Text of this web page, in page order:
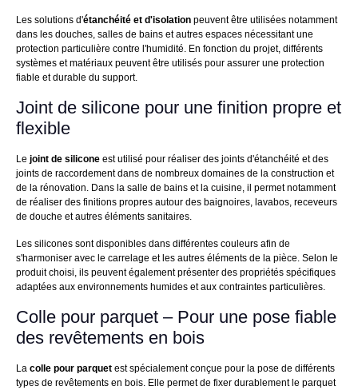
Les solutions d'étanchéité et d'isolation peuvent être utilisées notamment
dans les douches, salles de bains et autres espaces nécessitant une
protection particulière contre l'humidité. En fonction du projet, différents
systèmes et matériaux peuvent être utilisés pour assurer une protection
fiable et durable du support.
Joint de silicone pour une finition propre et
flexible
Le joint de silicone est utilisé pour réaliser des joints d'étanchéité et des
joints de raccordement dans de nombreux domaines de la construction et
de la rénovation. Dans la salle de bains et la cuisine, il permet notamment
de réaliser des finitions propres autour des baignoires, lavabos, receveurs
de douche et autres éléments sanitaires.
Les silicones sont disponibles dans différentes couleurs afin de
s'harmoniser avec le carrelage et les autres éléments de la pièce. Selon le
produit choisi, ils peuvent également présenter des propriétés spécifiques
adaptées aux environnements humides et aux contraintes particulières.
Colle pour parquet – Pour une pose fiable
des revêtements en bois
La colle pour parquet est spécialement conçue pour la pose de différents
types de revêtements en bois. Elle permet de fixer durablement le parquet